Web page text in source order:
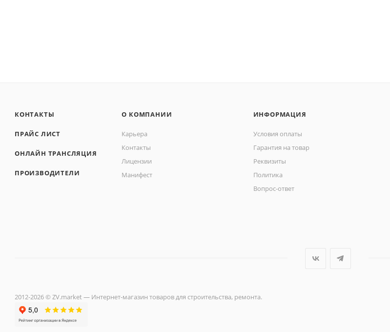
КОНТАКТЫ
ПРАЙС ЛИСТ
ОНЛАЙН ТРАНСЛЯЦИЯ
ПРОИЗВОДИТЕЛИ
О КОМПАНИИ
Карьера
Контакты
Лицензии
Манифест
ИНФОРМАЦИЯ
Условия оплаты
Гарантия на товар
Реквизиты
Политика
Вопрос-ответ
2012-2026 © ZV.market — Интернет-магазин товаров для строительства, ремонта.